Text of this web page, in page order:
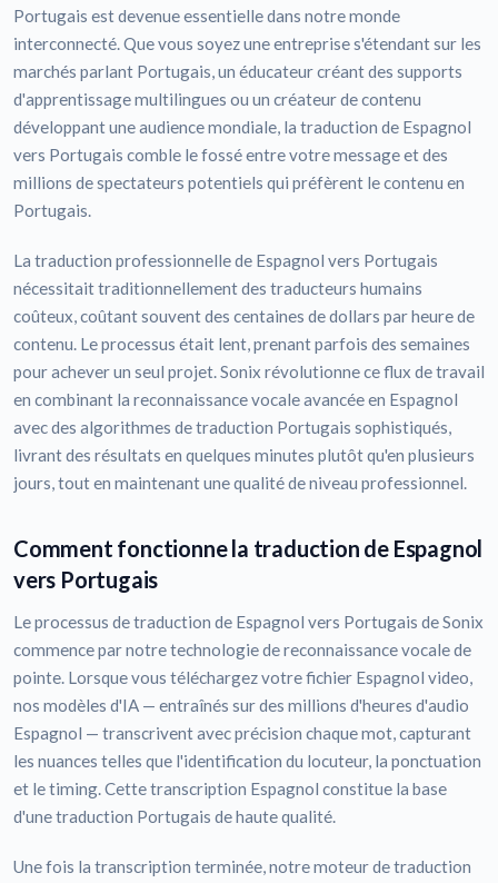
Portugais est devenue essentielle dans notre monde
interconnecté. Que vous soyez une entreprise s'étendant sur les
marchés parlant Portugais, un éducateur créant des supports
d'apprentissage multilingues ou un créateur de contenu
développant une audience mondiale, la traduction de Espagnol
vers Portugais comble le fossé entre votre message et des
millions de spectateurs potentiels qui préfèrent le contenu en
Portugais.
La traduction professionnelle de Espagnol vers Portugais
nécessitait traditionnellement des traducteurs humains
coûteux, coûtant souvent des centaines de dollars par heure de
contenu. Le processus était lent, prenant parfois des semaines
pour achever un seul projet. Sonix révolutionne ce flux de travail
en combinant la reconnaissance vocale avancée en Espagnol
avec des algorithmes de traduction Portugais sophistiqués,
livrant des résultats en quelques minutes plutôt qu'en plusieurs
jours, tout en maintenant une qualité de niveau professionnel.
Comment fonctionne la traduction de Espagnol
vers Portugais
Le processus de traduction de Espagnol vers Portugais de Sonix
commence par notre technologie de reconnaissance vocale de
pointe. Lorsque vous téléchargez votre fichier Espagnol video,
nos modèles d'IA — entraînés sur des millions d'heures d'audio
Espagnol — transcrivent avec précision chaque mot, capturant
les nuances telles que l'identification du locuteur, la ponctuation
et le timing. Cette transcription Espagnol constitue la base
d'une traduction Portugais de haute qualité.
Une fois la transcription terminée, notre moteur de traduction